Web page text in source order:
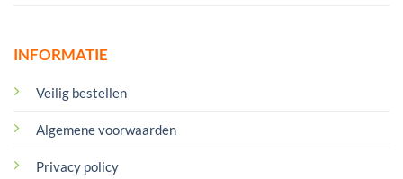
INFORMATIE
Veilig bestellen
Algemene voorwaarden
Privacy policy